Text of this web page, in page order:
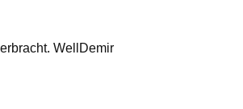
WellDemir